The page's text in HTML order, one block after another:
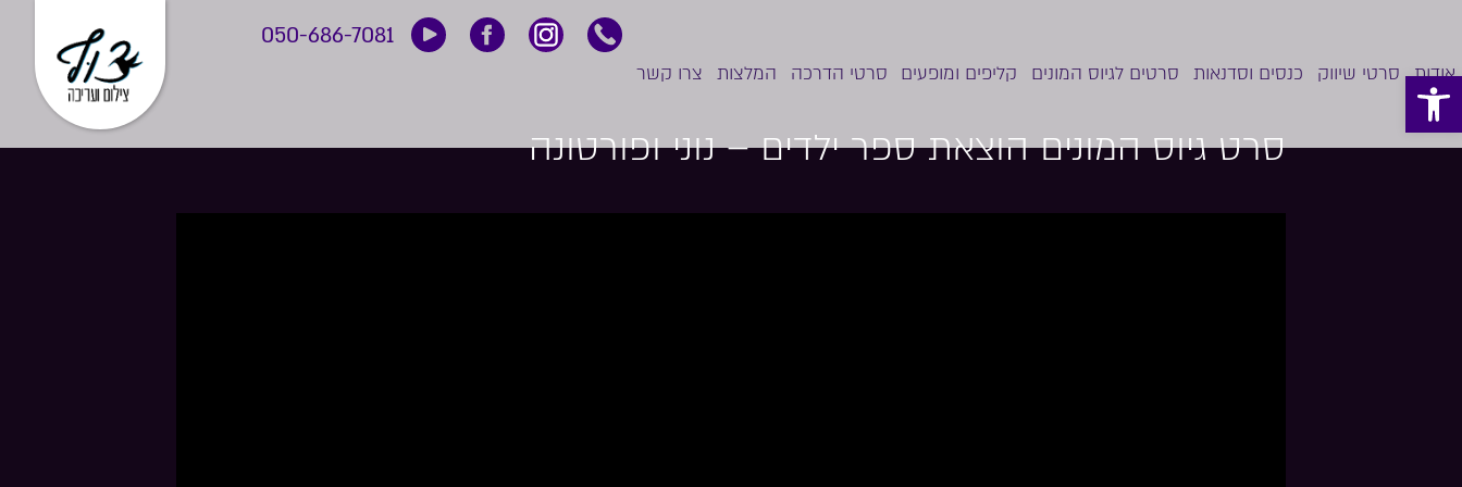
פתח סרגל נגישות
050-686-7081
אודות סרטי שיווק כנסים וסדנאות סרטים לגיוס המונים קליפים ומופעים סרטי הדרכה המלצות צרו קשר
סרט גיוס המונים הוצאת ספר ילדים – נוני ופורטונה